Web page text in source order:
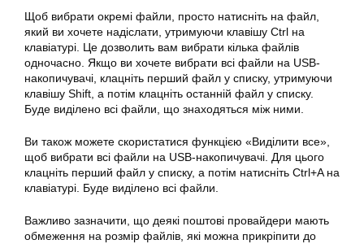
Щоб вибрати окремі файли, просто натисніть на файл,
який ви хочете надіслати, утримуючи клавішу Ctrl на
клавіатурі. Це дозволить вам вибрати кілька файлів
одночасно. Якщо ви хочете вибрати всі файли на USB-
накопичувачі, клацніть перший файл у списку, утримуючи
клавішу Shift, а потім клацніть останній файл у списку.
Буде виділено всі файли, що знаходяться між ними.
Ви також можете скористатися функцією «Виділити все»,
щоб вибрати всі файли на USB-накопичувачі. Для цього
клацніть перший файл у списку, а потім натисніть Ctrl+A на
клавіатурі. Буде виділено всі файли.
Важливо зазначити, що деякі поштові провайдери мають
обмеження на розмір файлів, які можна прикріпити до